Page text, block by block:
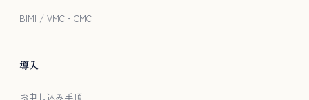
BIMI / VMC・CMC
導入
お申し込み手順